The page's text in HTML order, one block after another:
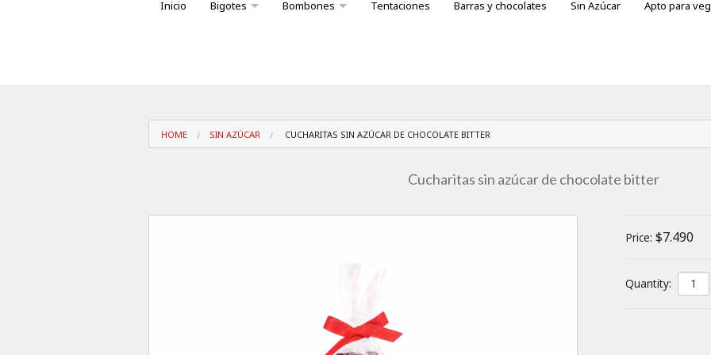
Inicio Bigotes Bombones Tentaciones Barras y chocolates Sin Azúcar Apto para
HOME SIN AZÚCAR CUCHARITAS SIN AZÚCAR DE CHOCOLATE BITTER
Cucharitas sin azúcar de chocolate bitter
Price: $7.490
Quantity: